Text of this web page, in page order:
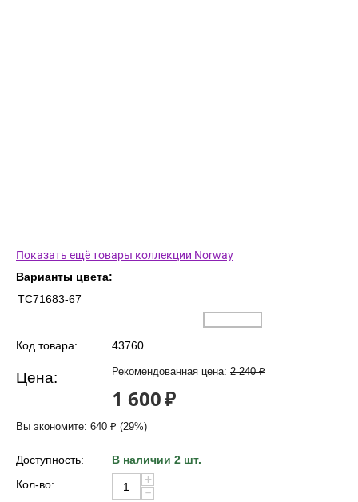
Показать ещё товары коллекции Norway
Варианты цвета:
TC71683-67
Код товара: 43760
Рекомендованная цена: 2 240 ₽
Цена:
1 600₽
Вы экономите: 640 ₽ (29%)
Доступность:
В наличии 2 шт.
Кол-во:
+
−